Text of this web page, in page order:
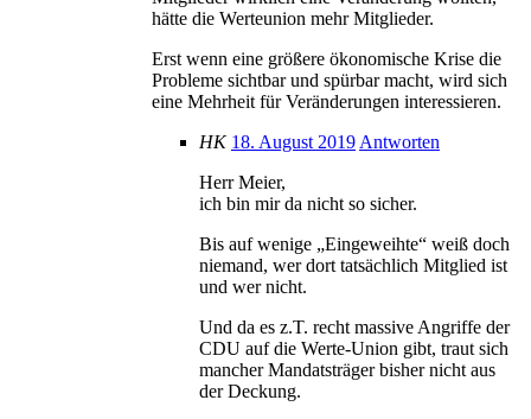
hätte die Werteunion mehr Mitglieder.
Erst wenn eine größere ökonomische Krise die
Probleme sichtbar und spürbar macht, wird sich
eine Mehrheit für Veränderungen interessieren.
HK 18. August 2019 Antworten
Herr Meier,
ich bin mir da nicht so sicher.
Bis auf wenige „Eingeweihte“ weiß doch
niemand, wer dort tatsächlich Mitglied ist
und wer nicht.
Und da es z.T. recht massive Angriffe der
CDU auf die Werte-Union gibt, traut sich
mancher Mandatsträger bisher nicht aus
der Deckung.